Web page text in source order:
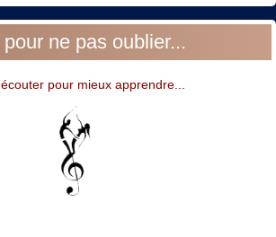
ne pas oublier...
écouter pour mieux apprendre...